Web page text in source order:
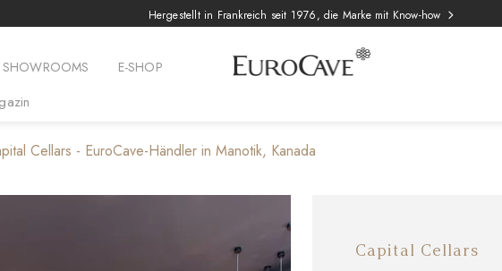
Hergestellt in Frankreich seit 1976, die Marke mit Know-how
SHOWROOMS E-SHOP
Cellars - EuroCave-Händler in Manotik, Kanada
Capital Cellars